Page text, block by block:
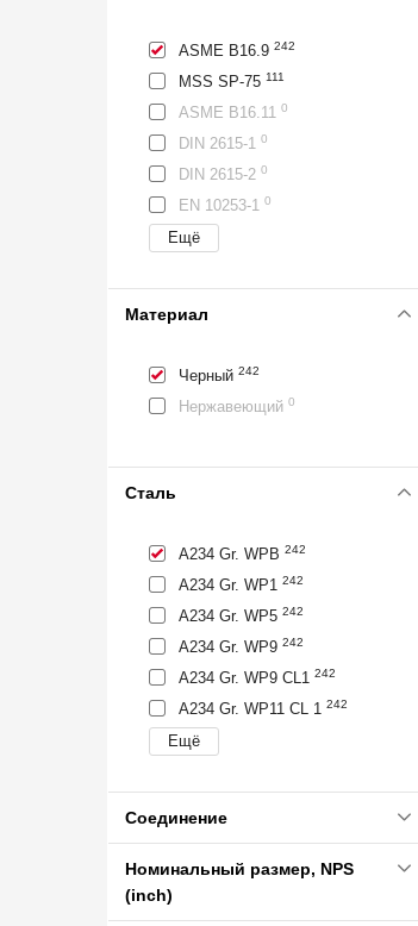
ASME B16.9 242
MSS SP-75 111
ASME B16.11 0
DIN 2615-1 0
DIN 2615-2 0
EN 10253-1 0
Материал
Черный 242
Нержавеющий 0
Сталь
A234 Gr. WPB 242
A234 Gr. WP1 242
A234 Gr. WP5 242
A234 Gr. WP9 242
A234 Gr. WP9 CL1 242
A234 Gr. WP11 CL 1 242
Соединение
Номинальный размер, NPS
(inch)